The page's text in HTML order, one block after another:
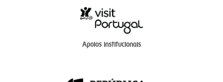
Apoios institucionais